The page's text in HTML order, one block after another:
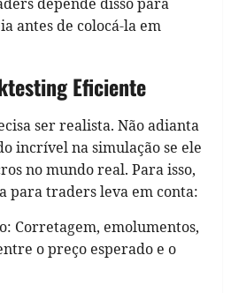
antes de colocá-la em
Eficiente
ser realista. Não adianta
incrível na simulação se ele
no mundo real. Para isso,
para traders leva em conta:
Corretagem, emolumentos,
o preço esperado e o